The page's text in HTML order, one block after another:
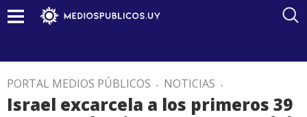
PORTAL MEDIOS PÚBLICOS . NOTICIAS .
Israel excarcela a los primeros 39